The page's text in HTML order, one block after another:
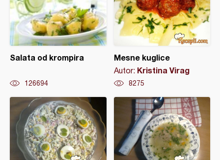
Salata od krompira
126694
Mesne kuglice
Autor: Kristina Virag
8275